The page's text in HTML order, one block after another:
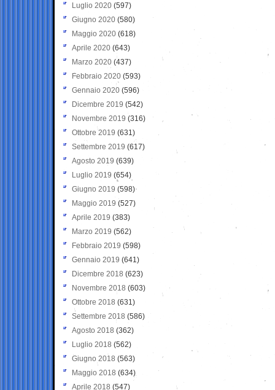
Luglio 2020 (597)
Giugno 2020 (580)
Maggio 2020 (618)
Aprile 2020 (643)
Marzo 2020 (437)
Febbraio 2020 (593)
Gennaio 2020 (596)
Dicembre 2019 (542)
Novembre 2019 (316)
Ottobre 2019 (631)
Settembre 2019 (617)
Agosto 2019 (639)
Luglio 2019 (654)
Giugno 2019 (598)
Maggio 2019 (527)
Aprile 2019 (383)
Marzo 2019 (562)
Febbraio 2019 (598)
Gennaio 2019 (641)
Dicembre 2018 (623)
Novembre 2018 (603)
Ottobre 2018 (631)
Settembre 2018 (586)
Agosto 2018 (362)
Luglio 2018 (562)
Giugno 2018 (563)
Maggio 2018 (634)
Aprile 2018 (547)